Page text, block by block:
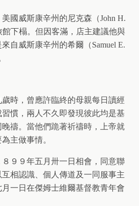
威斯康辛州的尼克森（John H.
館下榻。但因客滿，店主建議他與
自威斯康辛州的希爾（Samuel E.
，曾應許臨終的母親每日讀經
慣，兩人不久即發現彼此均是基
禱。當他們跪著祈禱時，上帝就
主做事情。
９年五月卅一日相會，同意聯
相認識、個人傳道及一同服事主
一日在傑姆士維爾基督教青年會